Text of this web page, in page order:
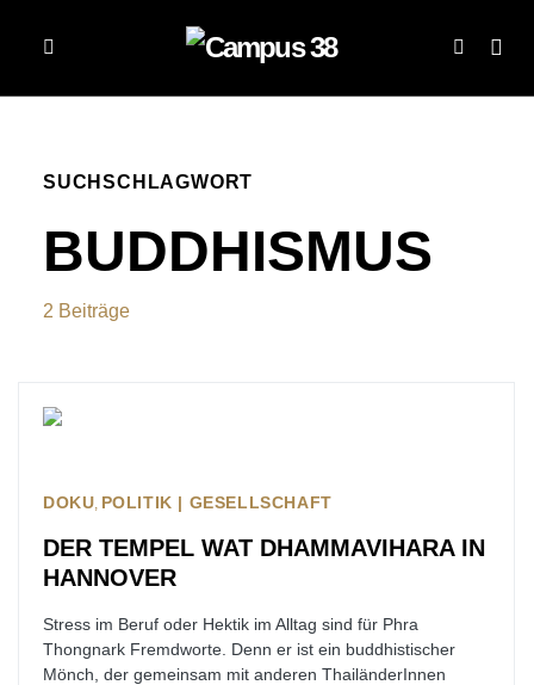
SUCHSCHLAGWORT
BUDDHISMUS
2 Beiträge
DOKU POLITIK | GESELLSCHAFT
DER TEMPEL WAT DHAMMAVIHARA IN
HANNOVER
Stress im Beruf oder Hektik im Alltag sind für Phra
Thongnark Fremdworte. Denn er ist ein buddhistischer
Mönch, der gemeinsam mit anderen ThailänderInnen